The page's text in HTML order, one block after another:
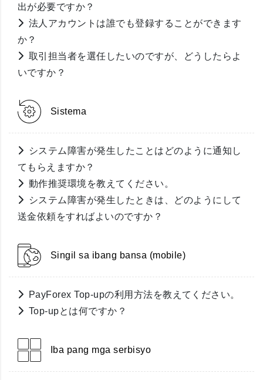
出が必要ですか？
法人アカウントは誰でも登録することができます
か？
取引担当者を選任したいのですが、どうしたらよ
いですか？
Sistema
システム障害が発生したことはどのように通知し
てもらえますか？
動作推奨環境を教えてください。
システム障害が発生したときは、どのようにして
送金依頼をすればよいのですか？
Singil sa ibang bansa (mobile)
PayForex Top-upの利用方法を教えてください。
Top-upとは何ですか？
Iba pang mga serbisyo